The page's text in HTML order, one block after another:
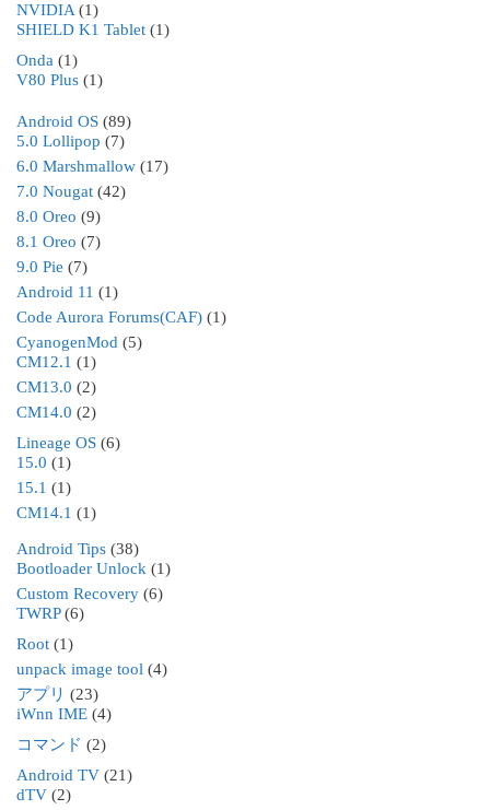
NVIDIA(1)
SHIELD K1 Tablet (1)
Onda (1)
V80 Plus (1)
Android OS (89)
5.0 Lollipop (7)
6.0 Marshmallow (17)
7.0 Nougat (42)
8.0 Oreo (9)
8.1 Oreo (7)
9.0 Pie (7)
Android 11 (1)
Code Aurora Forums(CAF) (1)
CyanogenMod (5)
CM12.1 (1)
CM13.0 (2)
CM14.0 (2)
Lineage OS (6)
15.0 (1)
15.1 (1)
CM14.1 (1)
Android Tips (38)
Bootloader Unlock (1)
Custom Recovery (6)
TWRP(6)
Root (1)
unpack image tool (4)
アプリ (23)
iWnn IME (4)
コマンド (2)
Android TV (21)
dTV (2)